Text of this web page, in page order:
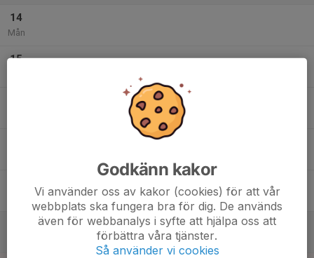
14
Mån
15
Godkänn kakor
Vi använder oss av kakor (cookies) för att vår
webbplats ska fungera bra för dig. De används
även för webbanalys i syfte att hjälpa oss att
förbättra våra tjänster.
Så använder vi cookies